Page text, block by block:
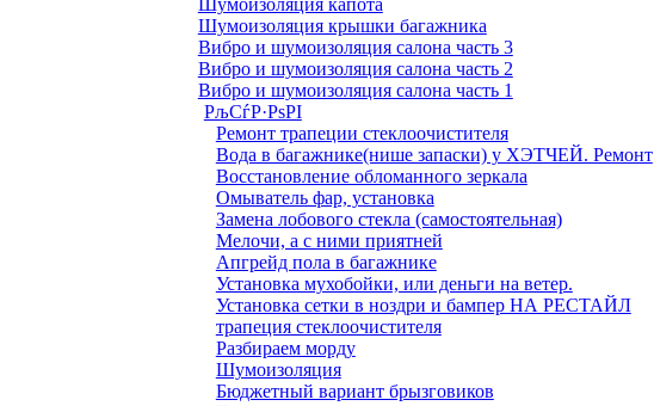
Шумоизоляция капота
Шумоизоляция крышки багажника
Вибро и шумоизоляция салона часть 3
Вибро и шумоизоляция салона часть 2
Вибро и шумоизоляция салона часть 1
РљСѓР·РѕРІ
Ремонт трапеции стеклоочистителя
Вода в багажнике(нише запаски) у ХЭТЧЕЙ. Ремонт
Восстановление обломанного зеркала
Омыватель фар, установка
Замена лобового стекла (самостоятельная)
Мелочи, а с ними приятней
Апгрейд пола в багажнике
Установка мухобойки, или деньги на ветер.
Установка сетки в ноздри и бампер НА РЕСТАЙЛ
трапеция стеклоочистителя
Разбираем морду
Шумоизоляция
Бюджетный вариант брызговиков